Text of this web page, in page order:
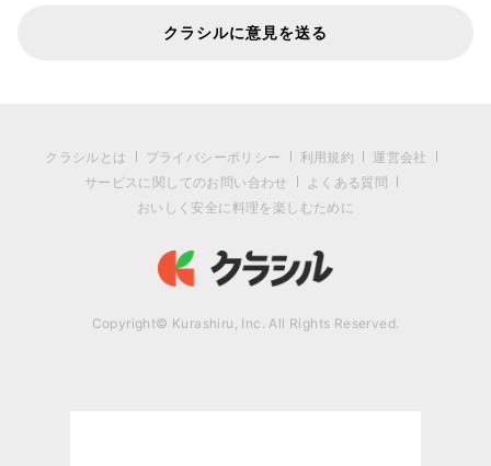
クラシルに意見を送る
クラシルとは プライバシーポリシー 利用規約
運営会社
サービスに関してのお問い合わせ
よくある質問
おいしく安全に料理を楽しむために
Copyright© Kurashiru, Inc. All Rights Reserved.